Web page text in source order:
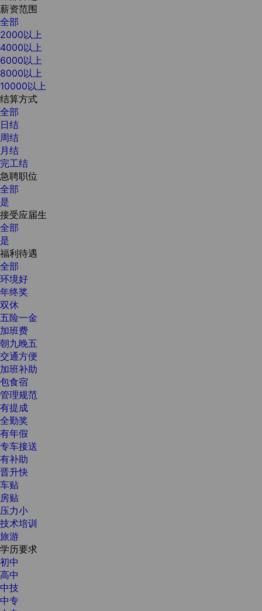
薪资范围
全部
2000以上
4000以上
6000以上
8000以上
10000以上
结算方式
全部
日结
周结
月结
完工结
急聘职位
全部
是
接受应届生
全部
是
福利待遇
全部
环境好
年终奖
双休
五险一金
加班费
朝九晚五
交通方便
加班补助
包食宿
管理规范
有提成
全勤奖
有年假
专车接送
有补助
晋升快
车贴
房贴
压力小
技术培训
旅游
学历要求
初中
高中
中技
中专